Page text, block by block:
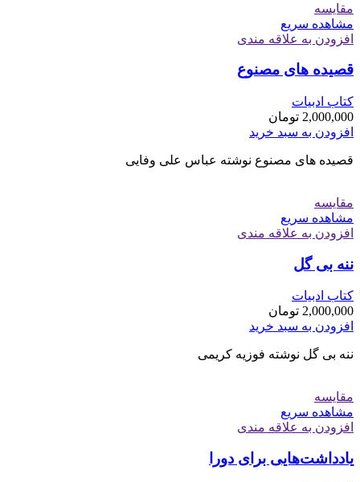
مقایسه
مشاهده سریع
افزودن به علاقه مندی
قصیده های مصنوع
کتاب ادبیات
2,000,000 تومان
افزودن به سبد خرید
قصیده های مصنوع نوشته عباس علی وفایی
مقایسه
مشاهده سریع
افزودن به علاقه مندی
ننه بی گل
کتاب ادبیات
2,000,000 تومان
افزودن به سبد خرید
ننه بی گل نوشته فوزیه کریمی
مقایسه
مشاهده سریع
افزودن به علاقه مندی
یادداشت‌هایی برای دورا